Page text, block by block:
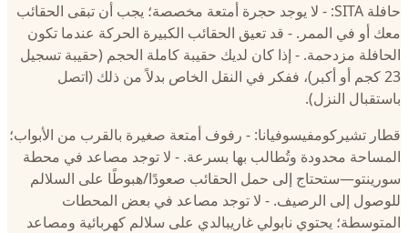
حافلة SITA: - لا يوجد حجرة أمتعة مخصصة؛ يجب أن تبقى الحقائب
معك أو في الممر. - قد تعيق الحقائب الكبيرة الحركة عندما تكون
الحافلة مزدحمة. - إذا كان لديك حقيبة كاملة الحجم (حقيبة تسجيل
23 كجم أو أكبر)، ففكر في النقل الخاص بدلاً من ذلك (اتصل
باستقبال النزل).
قطار تشيركومفيسوفيانا: - رفوف أمتعة صغيرة بالقرب من الأبواب؛
المساحة محدودة وتُطالب بها بسرعة. - لا توجد مصاعد في محطة
سورينتو—ستحتاج إلى حمل الحقائب صعودًا/هبوطًا على السلالم
للوصول إلى الرصيف. - لا توجد مصاعد في بعض المحطات
المتوسطة؛ يحتوي نابولي غاريبالدي على سلالم كهربائية ومصاعد